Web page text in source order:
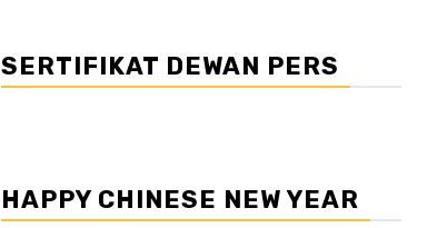
SERTIFIKAT DEWAN PERS
HAPPY CHINESE NEW YEAR